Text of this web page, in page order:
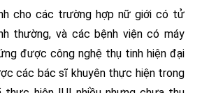
cho các trường hợp nữ giới có tử
thường, và các bệnh viện có máy
được công nghệ thụ tinh hiện đại
các bác sĩ khuyên thực hiện trong